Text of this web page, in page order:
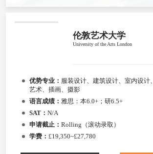
伦敦艺术大学
University of the Arts London
优势专业： 服装设计、建筑设计、室内设计
艺术、插画、摄影
语言成绩： 雅思：本6.0+；研6.5+
SAT： N/A
申请截止： Rolling（滚动录取）
学费： £19,350~£27,780